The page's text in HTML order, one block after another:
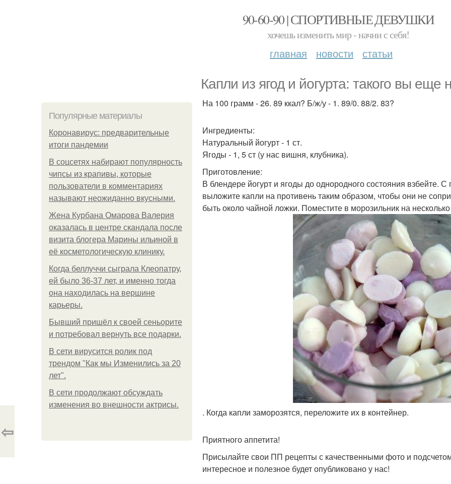
90-60-90 | СПОРТИВНЫЕ ДЕВУШКИ
хочешь изменить мир - начни с себя!
главная новости статьи
Капли из ягод и йогурта: такого вы еще
Популярные материалы
Коронавирус: предварительные
итоги пандемии
В соцсетях набирают популярность
чипсы из крапивы, которые
пользователи в комментариях
называют неожиданно вкусными.
Жена Курбана Омарова Валерия
оказалась в центре скандала после
визита блогера Марины ильиной в
её косметологическую клинику.
Когда беллуччи сыграла Клеопатру,
ей было 36-37 лет, и именно тогда
она находилась на вершине
карьеры.
Бывший пришёл к своей сеньорите
и потребовал вернуть все подарки.
В сети вирусится ролик под
трендом "Как мы Изменились за 20
лет".
В сети продолжают обсуждать
изменения во внешности актрисы.
На 100 грамм - 26. 89 ккал? Б/ж/у - 1. 89/0. 88/2. 83?
Ингредиенты:
Натуральный йогурт - 1 ст.
Ягоды - 1, 5 ст (у нас вишня, клубника).
Приготовление:
В блендере йогурт и ягоды до однородного состояния
выложите капли на противень таким образом, чтобы они не
быть около чайной ложки. Поместите в морозильник на
. Когда капли заморозятся, переложите их в контейнер.
Приятного аппетита!
Присылайте свои ПП рецепты с качественными фото и
интересное и полезное будет опубликовано у нас!
⇦